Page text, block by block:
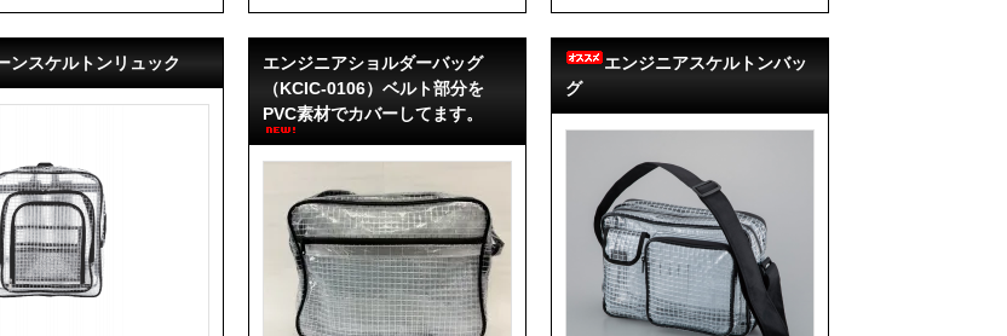
ンスケルトンリュック
エンジニアショルダーバッグ
（KCIC-0106）ベルト部分を
PVC素材でカバーしてます。
エンジニアスケルトンバッ
グ